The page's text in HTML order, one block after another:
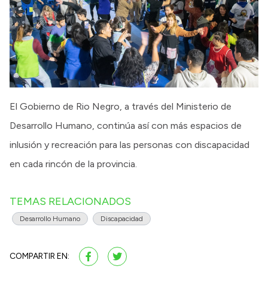
El Gobierno de Rio Negro, a través del Ministerio de
Desarrollo Humano, continúa así con más espacios de
inlusión y recreación para las personas con discapacidad
en cada rincón de la provincia.
TEMAS RELACIONADOS
Desarrollo Humano Discapacidad
COMPARTIR EN: